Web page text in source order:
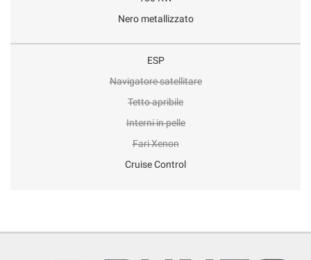
Nero metallizzato
ESP
Navigatore satellitare
Tetto apribile
Interni in pelle
Fari Xenon
Cruise Control